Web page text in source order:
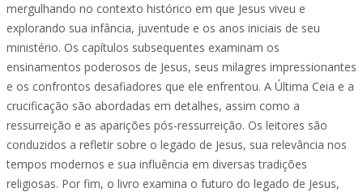
mergulhando no contexto histórico em que Jesus viveu e
explorando sua infância, juventude e os anos iniciais de seu
ministério. Os capítulos subsequentes examinam os
ensinamentos poderosos de Jesus, seus milagres impressionantes
e os confrontos desafiadores que ele enfrentou. A Última Ceia e a
crucificação são abordadas em detalhes, assim como a
ressurreição e as aparições pós-ressurreição. Os leitores são
conduzidos a refletir sobre o legado de Jesus, sua relevância nos
tempos modernos e sua influência em diversas tradições
religiosas. Por fim, o livro examina o futuro do legado de Jesus,